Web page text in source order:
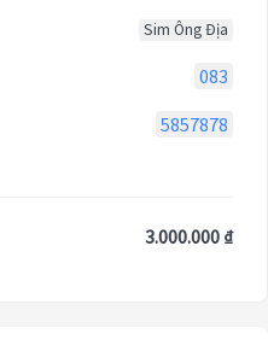
Sim Ông Địa
083
5857878
3.000.000 ₫